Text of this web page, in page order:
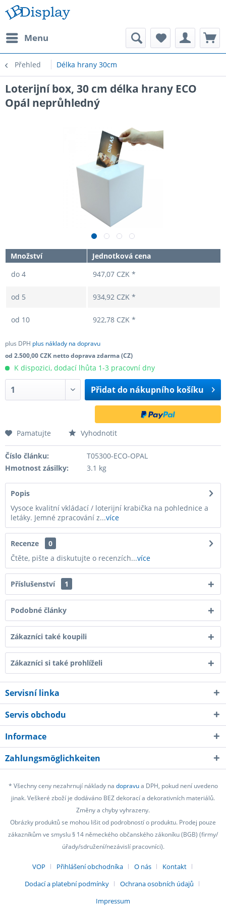
Menu
Přehled Délka hrany 30cm
Loterijní box, 30 cm délka hrany ECO
Opál neprůhledný
Množství
Jednotková cena
do 4 947,07 CZK *
od 5 934,92 CZK *
od 10 922,78 CZK *
plus DPH plus náklady na dopravu
od 2.500,00 CZK netto doprava zdarma (CZ)
K dispozici, dodací lhůta 1-3 pracovní dny
Přidat do nákupního košíku
Pamatujte Vyhodnotit
Číslo článku:
T05300-ECO-OPAL
Hmotnost zásilky:
3.1 kg
Popis
Vysoce kvalitní vkládací / loterijní krabička na pohlednice a
letáky. Jemné zpracování z...více
Recenze
0
Čtěte, pište a diskutujte o recenzích...více
Příslušenství 1
Podobné články
Zákazníci také koupili
Zákazníci si také prohlíželi
Servisní linka
Servis obchodu
Informace
Zahlungsmöglichkeiten
* Všechny ceny nezahrnují náklady na dopravua DPH, pokud není uvedeno
jinak. Veškeré zboží je dodáváno BEZ dekorací a dekorativních materiálů.
Změny a chyby vyhrazeny.
Obrázky produktů se mohou lišit od podrobností o produktu. Prodej pouze
zákazníkům ve smyslu § 14 německého občanského zákoníku (BGB) (firmy/
úřady/sdružení/nezávislí pracovníci).
VOP Přihlášení obchodníka O nás
Kontakt
Dodací a platební podmínky
Ochrana osobních údajů
Impressum